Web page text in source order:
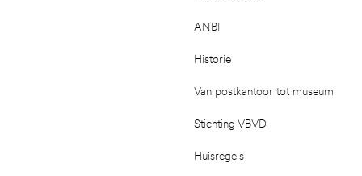
ANBI
Historie
Van postkantoor tot museum
Stichting VBVD
Huisregels